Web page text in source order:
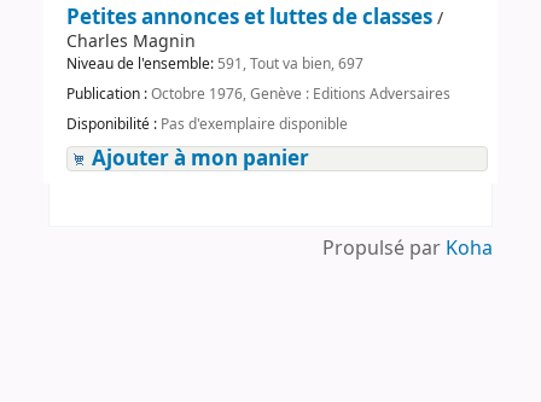
Petites annonces et luttes de classes/
Charles Magnin
Niveau de l'ensemble: 591, Tout va bien, 697
Publication :Octobre 1976, Genève : Editions Adversaires
Disponibilité : Pas d'exemplaire disponible
Ajouter à mon panier
Propulsé par Koha